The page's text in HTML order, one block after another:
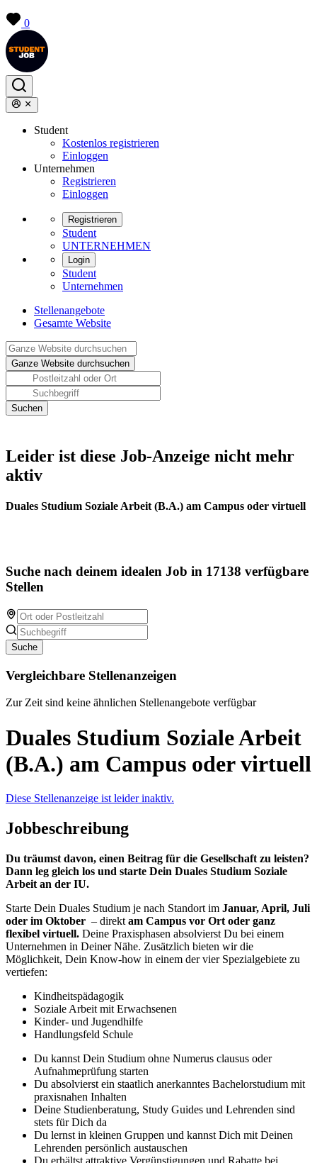
0
Student
Kostenlos registrieren
Einloggen
Unternehmen
Registrieren
Einloggen
Registrieren
Student
UNTERNEHMEN
Login
Student
Unternehmen
Stellenangebote
Gesamte Website
Leider ist diese Job-Anzeige nicht mehr
aktiv
Duales Studium Soziale Arbeit (B.A.) am Campus oder virtuell
Suche nach deinem idealen Job in 17138 verfügbare
Stellen
Suche
Vergleichbare Stellenanzeigen
Zur Zeit sind keine ähnlichen Stellenangebote verfügbar
Duales Studium Soziale Arbeit
(B.A.) am Campus oder virtuell
Diese Stellenanzeige ist leider inaktiv.
Jobbeschreibung
Du träumst davon, einen Beitrag für die Gesellschaft zu leisten?
Dann leg gleich los und starte Dein Duales Studium Soziale
Arbeit an der IU.
Starte Dein Duales Studium je nach Standort im Januar, April, Juli
oder im Oktober – direkt am Campus vor Ort oder ganz
flexibel virtuell. Deine Praxisphasen absolvierst Du bei einem
Unternehmen in Deiner Nähe. Zusätzlich bieten wir die
Möglichkeit, Dein Know-how in einem der vier Spezialgebiete zu
vertiefen:
Kindheitspädagogik
Soziale Arbeit mit Erwachsenen
Kinder- und Jugendhilfe
Handlungsfeld Schule
Du kannst Dein Studium ohne Numerus clausus oder
Aufnahmeprüfung starten
Du absolvierst ein staatlich anerkanntes Bachelorstudium mit
praxisnahen Inhalten
Deine Studienberatung, Study Guides und Lehrenden sind
stets für Dich da
Du lernst in kleinen Gruppen und kannst Dich mit Deinen
Lehrenden persönlich austauschen
Du erhältst attraktive Vergünstigungen und Rabatte bei